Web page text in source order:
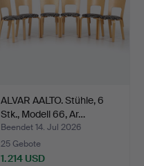
ALVAR AALTO. Stühle, 6
Stk., Modell 66, Ar…
Beendet 14. Jul 2026
25 Gebote
1.214 USD